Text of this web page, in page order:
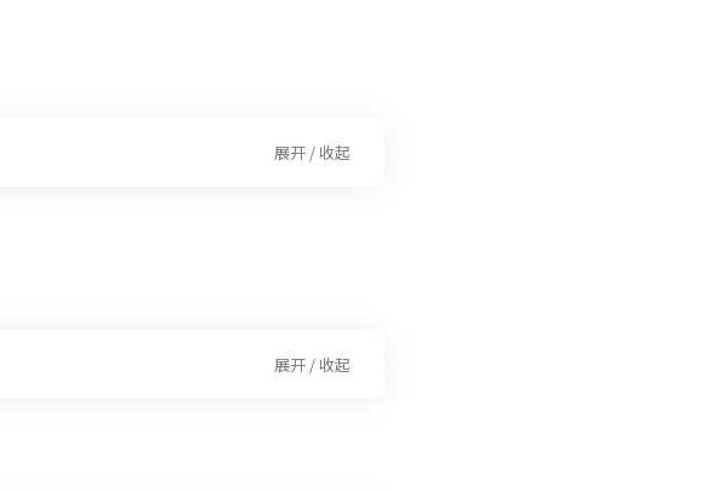
展开 / 收起
展开 / 收起